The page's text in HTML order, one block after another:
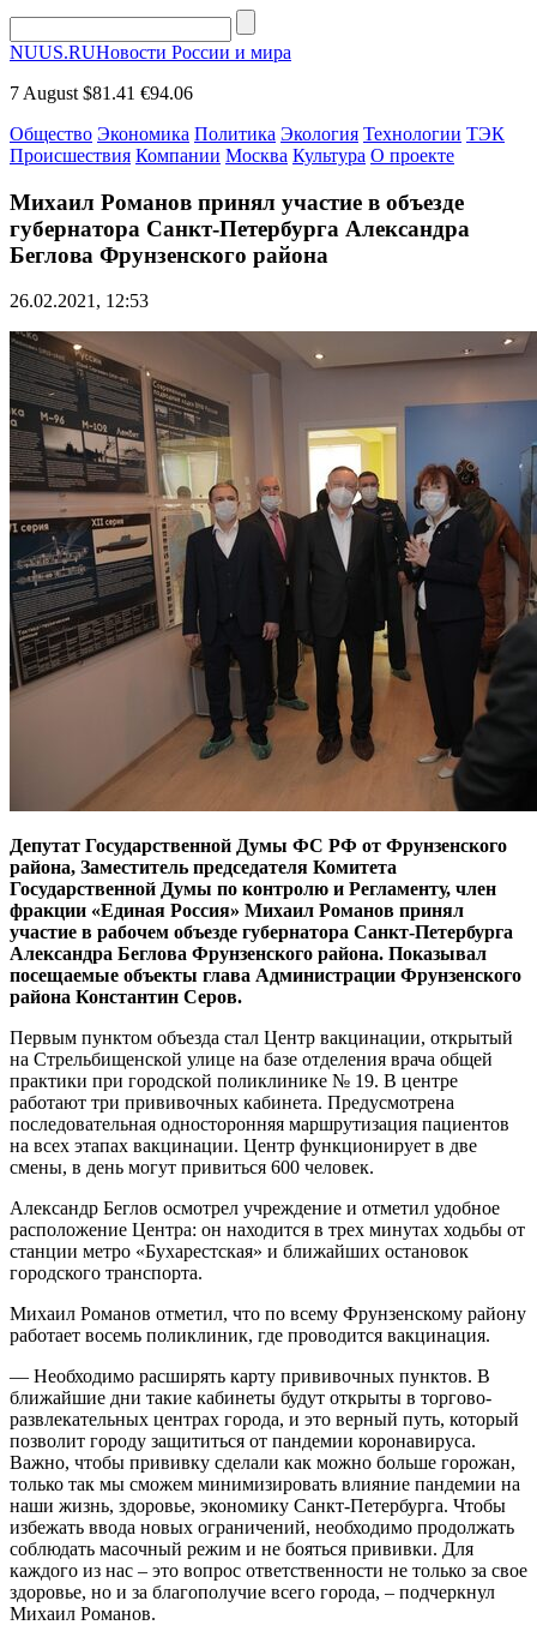
NUUS.RUНовости России и мира
7 August $81.41 €94.06
Общество Экономика Политика Экология Технологии ТЭК
Происшествия Компании Москва Культура О проекте
Михаил Романов принял участие в объезде
губернатора Санкт-Петербурга Александра
Беглова Фрунзенского района
26.02.2021, 12:53
Депутат Государственной Думы ФС РФ от Фрунзенского
района, Заместитель председателя Комитета
Государственной Думы по контролю и Регламенту, член
фракции «Единая Россия» Михаил Романов принял
участие в рабочем объезде губернатора Санкт-Петербурга
Александра Беглова Фрунзенского района. Показывал
посещаемые объекты глава Администрации Фрунзенского
района Константин Серов.
Первым пунктом объезда стал Центр вакцинации, открытый
на Стрельбищенской улице на базе отделения врача общей
практики при городской поликлинике № 19. В центре
работают три прививочных кабинета. Предусмотрена
последовательная односторонняя маршрутизация пациентов
на всех этапах вакцинации. Центр функционирует в две
смены, в день могут привиться 600 человек.
Александр Беглов осмотрел учреждение и отметил удобное
расположение Центра: он находится в трех минутах ходьбы от
станции метро «Бухарестская» и ближайших остановок
городского транспорта.
Михаил Романов отметил, что по всему Фрунзенскому району
работает восемь поликлиник, где проводится вакцинация.
— Необходимо расширять карту прививочных пунктов. В
ближайшие дни такие кабинеты будут открыты в торгово-
развлекательных центрах города, и это верный путь, который
позволит городу защититься от пандемии коронавируса.
Важно, чтобы прививку сделали как можно больше горожан,
только так мы сможем минимизировать влияние пандемии на
наши жизнь, здоровье, экономику Санкт-Петербурга. Чтобы
избежать ввода новых ограничений, необходимо продолжать
соблюдать масочный режим и не бояться прививки. Для
каждого из нас – это вопрос ответственности не только за свое
здоровье, но и за благополучие всего города, – подчеркнул
Михаил Романов.